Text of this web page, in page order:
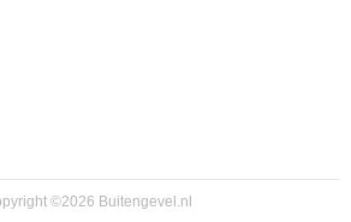
©2026 Buitengevel.nl